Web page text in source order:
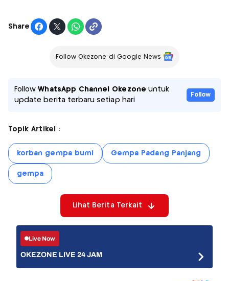
Share
Follow Okezone di Google News
FollowWhatsApp Channel Okezone untuk
update berita terbaru setiap hari
Follow
Topik Artikel :
korban gempa bumi Gempa Padang Panjang
gempa
Lihat Berita Terkait
Live Now
OKEZONE LIVE 24 JAM